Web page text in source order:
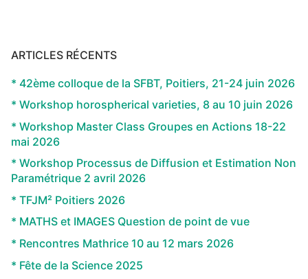
ARTICLES RÉCENTS
* 42ème colloque de la SFBT, Poitiers, 21-24 juin 2026
* Workshop horospherical varieties, 8 au 10 juin 2026
* Workshop Master Class Groupes en Actions 18-22
mai 2026
* Workshop Processus de Diffusion et Estimation Non
Paramétrique 2 avril 2026
* TFJM² Poitiers 2026
* MATHS et IMAGES Question de point de vue
* Rencontres Mathrice 10 au 12 mars 2026
* Fête de la Science 2025